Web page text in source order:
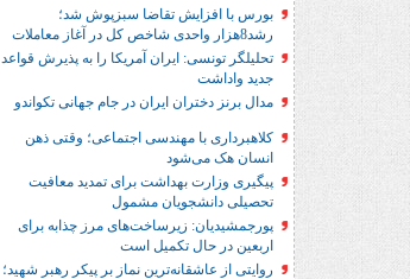
بورس با افزایش تقاضا سبزپوش شد؛
رشد8هزار واحدی شاخص کل در آغاز معاملات
تحلیلگر تونسی: ایران آمریکا را به پذیرش قواعد
جدید واداشت
مدال برنز دختران ایران در جام جهانی تکواندو
کلاهبرداری با مهندسی اجتماعی؛ وقتی ذهن
انسان هک می‌شود
پیگیری وزارت بهداشت برای تمدید معافیت
تحصیلی دانشجویان مشمول
پورجمشیدیان: زیرساخت‌های مرز چذابه برای
اربعین در حال تکمیل است
روایتی از عاشقانه‌ترین نماز بر پیکر رهبر شهید؛‌